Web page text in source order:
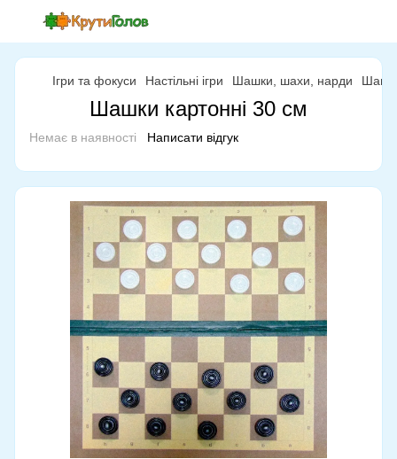
Ігри та фокуси Настільні ігри Шашки, шахи, нарди
Шашки картонні 30 см
Немає в наявності Написати відгук